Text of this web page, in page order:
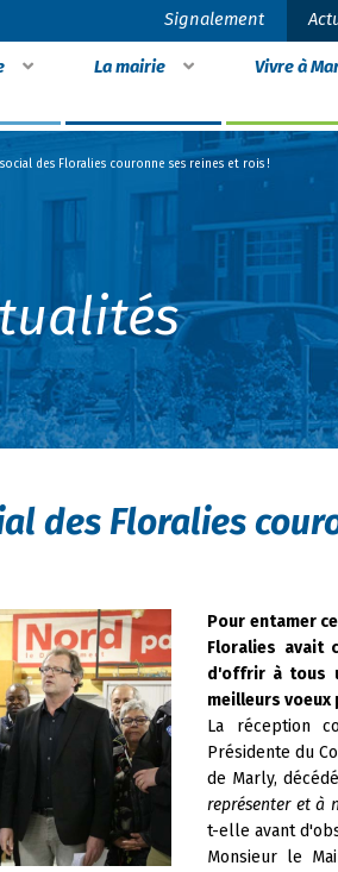
Signalement
La mairie Vivre à
des Floralies couronne ses reines et rois !
des Floralies
Pour entamer
Floralies avait
d'offrir à tous
meilleurs
La réception
Présidente du
de Marly,
représenter et à
t-elle avant
Monsieur le